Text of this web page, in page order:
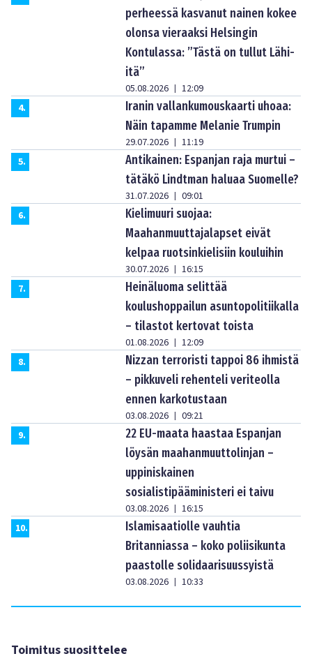
perheessä kasvanut nainen kokee
olonsa vieraaksi Helsingin
Kontulassa: ”Tästä on tullut Lähi-
itä”
05.08.2026 | 12:09
4.
Iranin vallankumouskaarti uhoaa:
Näin tapamme Melanie Trumpin
29.07.2026 | 11:19
5.
Antikainen: Espanjan raja murtui –
tätäkö Lindtman haluaa Suomelle?
31.07.2026 | 09:01
6.
Kielimuuri suojaa:
Maahanmuuttajalapset eivät
kelpaa ruotsinkielisiin kouluihin
30.07.2026 | 16:15
7.
Heinäluoma selittää
koulushoppailun asuntopolitiikalla
– tilastot kertovat toista
01.08.2026 | 12:09
8.
Nizzan terroristi tappoi 86 ihmistä
– pikkuveli rehenteli veriteolla
ennen karkotustaan
03.08.2026 | 09:21
9.
22 EU-maata haastaa Espanjan
löysän maahanmuuttolinjan –
uppiniskainen
sosialistipääministeri ei taivu
03.08.2026 | 16:15
10.
Islamisaatiolle vauhtia
Britanniassa – koko poliisikunta
paastolle solidaarisuussyistä
03.08.2026 | 10:33
Toimitus suosittelee